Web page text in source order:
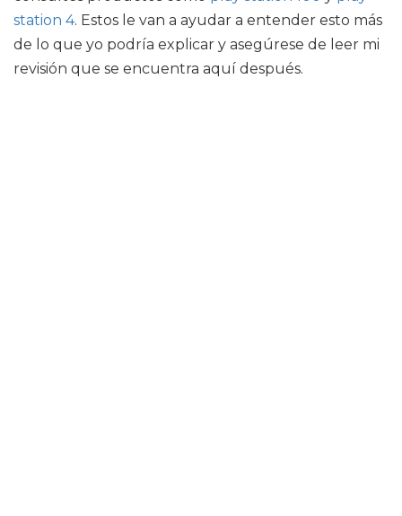
station 4. Estos le van a ayudar a entender esto más
de lo que yo podría explicar y asegúrese de leer mi
revisión que se encuentra aquí después.